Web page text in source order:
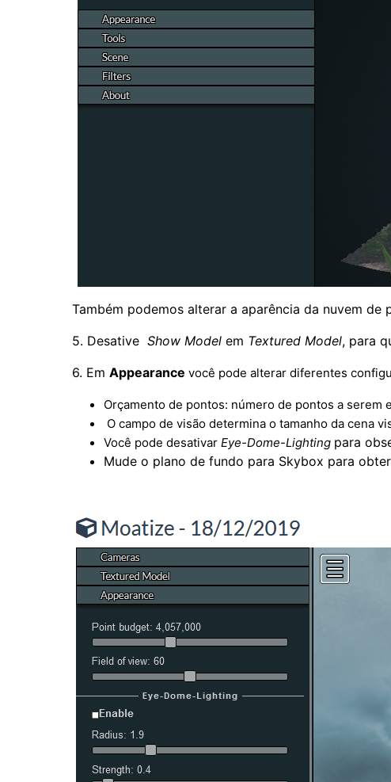
Também podemos alterar a aparência da nuvem de
5. Desative Show Model em Textured Model, para
6. Em Appearance você pode alterar diferentes
Orçamento de pontos: número de pontos a serem
O campo de visão determina o tamanho da cena
Você pode desativar Eye-Dome-Lighting para
Mude o plano de fundo para Skybox para